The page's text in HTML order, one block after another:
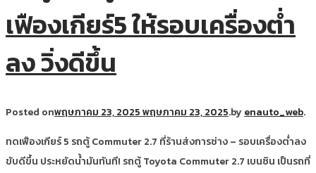
เฟืองเกียร์5 ให้รอบเครื่องต่ำ
ลง วิ่งดีขึ้น
Posted onพฤษภาคม 23, 2025พฤษภาคม 23, 2025.by enauto_web.
ทดเฟืองเกียร์ 5 รถตู้ Commuter 2.7 ที่ร้านส่งการช่าง – รอบเครื่องต่ำลง
ขับดีขึ้น ประหยัดน้ำมันทันที! รถตู้ Toyota Commuter 2.7 เบนซิน เป็นรถที่